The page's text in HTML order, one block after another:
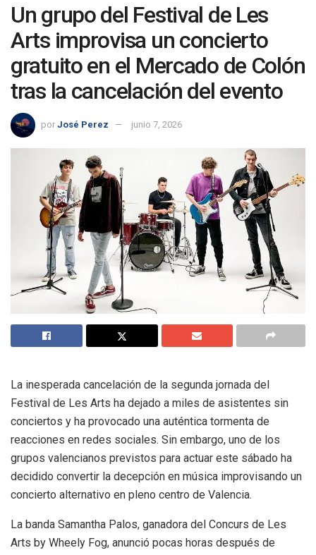
Un grupo del Festival de Les
Arts improvisa un concierto
gratuito en el Mercado de Colón
tras la cancelación del evento
por José Perez junio 7, 2026
La inesperada cancelación de la segunda jornada del
Festival de Les Arts ha dejado a miles de asistentes sin
conciertos y ha provocado una auténtica tormenta de
reacciones en redes sociales. Sin embargo, uno de los
grupos valencianos previstos para actuar este sábado ha
decidido convertir la decepción en música improvisando un
concierto alternativo en pleno centro de Valencia.
La banda Samantha Palos, ganadora del Concurs de Les
Arts by Wheely Fog, anunció pocas horas después de